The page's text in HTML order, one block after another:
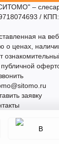
–
/
на
о ценах,
заявку